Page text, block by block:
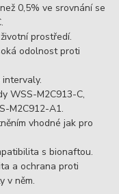
0,5% ve srovnání se
prostředí.
odolnost proti
WSS-M2C913-C,
M2C912-A1.
vhodné jak pro
s bionaftou.
a ochrana proti
v něm.